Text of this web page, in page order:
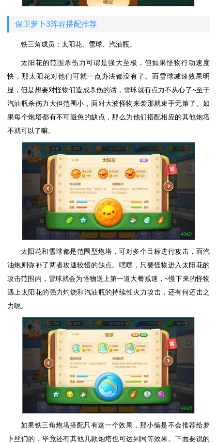
保卫萝卜3阵容搭配推荐
铁三角成员：太阳花、雪球、汽油瓶。
太阳花的范围杀伤力可谓是强大至极，但如果怪物行动速度
快，那太阳花对他们可就一点办法都没有了。而雪球减速效果明
显，但是想要对怪物们造成杀伤的话，雪球就有点力不从心了~至于
汽油瓶杀伤力大但范围小，面对大波怪物来袭那就束手无策了。如
果每个炮塔都有不可避免的缺点，那么为他们搭配相应的其他炮塔
不就可以了嘛。
太阳花和雪球都是范围型炮塔，可对多个目标进行攻击，而汽
油炮则弥补了两者攻速较慢的缺点。嘿嘿，只要怪物进入太阳花的
攻击范围内，雪球就会为怪物送上第一道大餐减速，~慢下来的怪物
遇上太阳花的强力灼烧和汽油瓶的持续性火力攻击，还有何还击之
力呢。
如果铁三角炮塔搭配只有这一个效果，那小编是不会推荐给萝
卜丝们的，毕竟还有其他几款炮塔也可达到同等效果。下面要说的